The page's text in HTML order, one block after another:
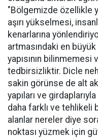
"Bölgemizde özellikle
aşırı yükselmesi,
kenarlarına
artmasındaki en
yapısının bilinmemesi
tedbirsizliktir. Dicle
sakin görünse de alt
yapıları ve
daha farklı ve tehlikeli
alanlar nereler diye
noktası yüzmek için